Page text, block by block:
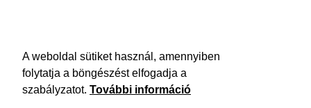
A weboldal sütiket használ, amennyiben
folytatja a böngészést elfogadja a
szabályzatot. További információ